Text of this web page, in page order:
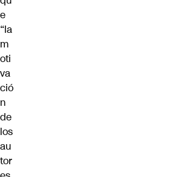
e
“la
m
oti
va
ció
n
de
los
au
tor